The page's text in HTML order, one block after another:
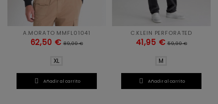
A.MORATO MMFL01041
62,50 € 89,00 €
XL
 Añadir al carrito
C.KLEIN PERFORATED
41,95 € 59,90 €
M
 Añadir al carrito